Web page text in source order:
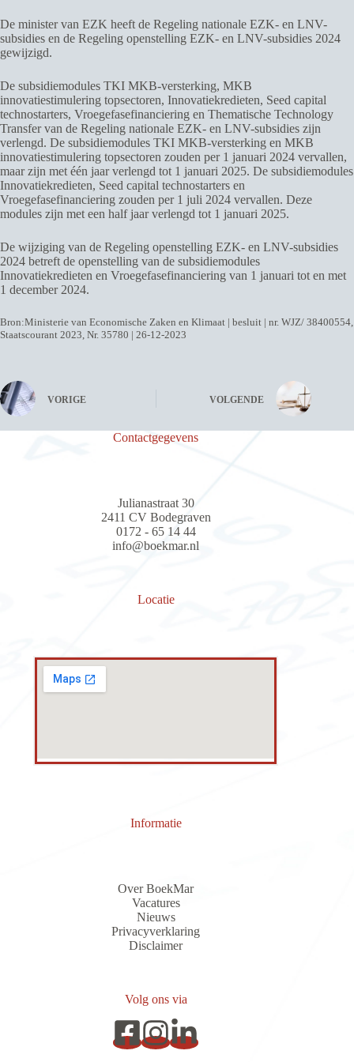
De minister van EZK heeft de Regeling nationale EZK- en LNV-
subsidies en de Regeling openstelling EZK- en LNV-subsidies 2024
gewijzigd.
De subsidiemodules TKI MKB-versterking, MKB
innovatiestimulering topsectoren, Innovatiekredieten, Seed capital
technostarters, Vroegefasefinanciering en Thematische Technology
Transfer van de Regeling nationale EZK- en LNV-subsidies zijn
verlengd. De subsidiemodules TKI MKB-versterking en MKB
innovatiestimulering topsectoren zouden per 1 januari 2024 vervallen,
maar zijn met één jaar verlengd tot 1 januari 2025. De subsidiemodules
Innovatiekredieten, Seed capital technostarters en
Vroegefasefinanciering zouden per 1 juli 2024 vervallen. Deze
modules zijn met een half jaar verlengd tot 1 januari 2025.
De wijziging van de Regeling openstelling EZK- en LNV-subsidies
2024 betreft de openstelling van de subsidiemodules
Innovatiekredieten en Vroegefasefinanciering van 1 januari tot en met
1 december 2024.
Bron:Ministerie van Economische Zaken en Klimaat | besluit | nr. WJZ/ 38400554,
Staatscourant 2023, Nr. 35780 | 26-12-2023
VORIGE VOLGENDE
Contactgegevens
Julianastraat 30
2411 CV Bodegraven
0172 - 65 14 44
info@boekmar.nl
Locatie
Informatie
Over BoekMar
Vacatures
Nieuws
Privacyverklaring
Disclaimer
Volg ons via